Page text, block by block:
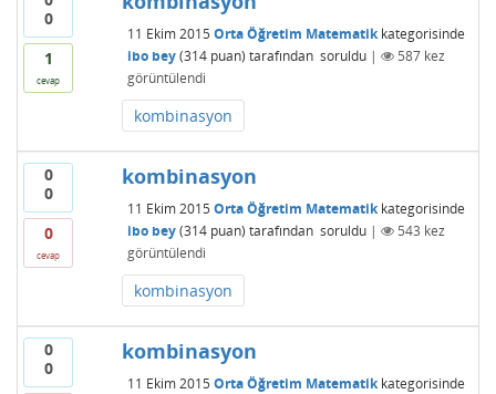
0
1
cevap
11 Ekim 2015 Orta Öğretim Matematikkategorisinde
ibo bey (314puan) tarafından soruldu | 587kez
görüntülendi
kombinasyon
0
0
0
cevap
kombinasyon
11 Ekim 2015 Orta Öğretim Matematikkategorisinde
ibo bey (314puan) tarafından soruldu | 543 kez
görüntülendi
kombinasyon
0
0
kombinasyon
11 Ekim 2015 Orta Öğretim Matematikkategorisinde